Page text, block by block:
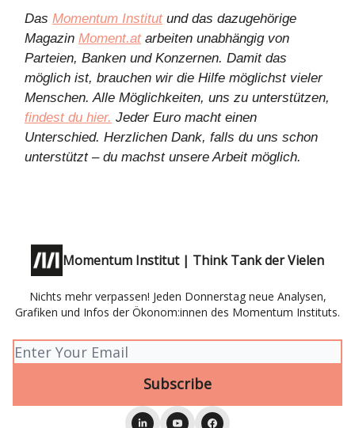
Das Momentum Institutund das dazugehörige
Magazin Moment.atarbeiten unabhängig von
Parteien, Banken und Konzernen. Damit das
möglich ist, brauchen wir die Hilfe möglichst vieler
Menschen. Alle Möglichkeiten, uns zu unterstützen,
findest du hier. Jeder Euro macht einen
Unterschied. Herzlichen Dank, falls du uns schon
unterstützt – du machst unsere Arbeit möglich.
Momentum Institut | Think Tank der Vielen
Nichts mehr verpassen! Jeden Donnerstag neue Analysen,
Grafiken und Infos der Ökonom:innen des Momentum Instituts.